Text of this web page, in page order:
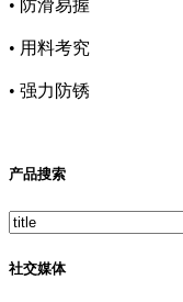
• 防滑易握
• 用料考究
• 强力防锈
产品搜索
社交媒体